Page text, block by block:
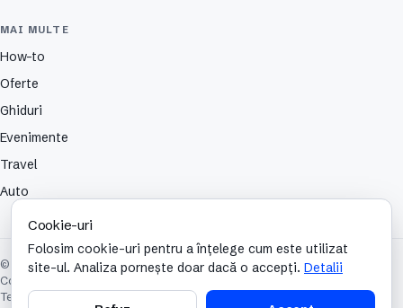
MAI MULTE
How-to
Oferte
Ghiduri
Evenimente
Travel
Auto
© 2026 TechCafe. Toate drepturile rezervate.
Contact
Termeni și condiții
Cookie-uri
Folosim cookie-uri pentru a înțelege cum este utilizat
site-ul. Analiza pornește doar dacă o accepți. Detalii